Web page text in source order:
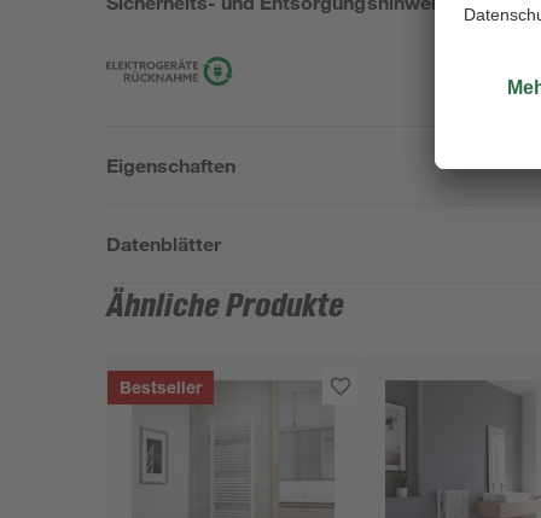
Eigenschaften
Datenblätter
Ähnliche Produkte
Bestseller